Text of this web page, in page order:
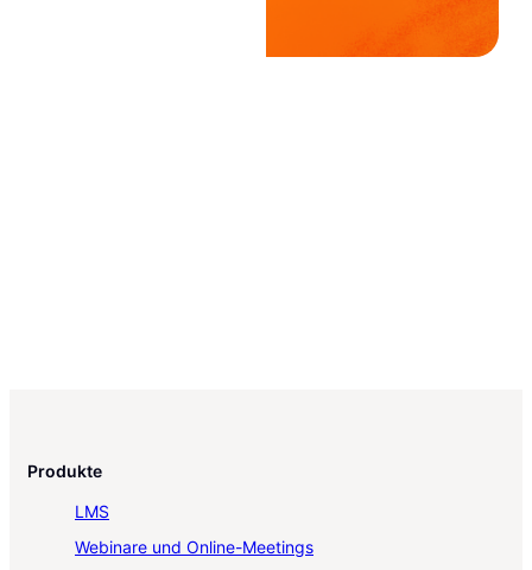
Produkte
LMS
Webinare und Online-Meetings